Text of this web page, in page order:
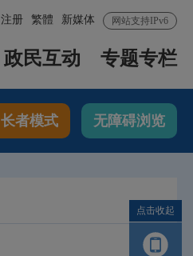
网站支持IPv6
新媒体
繁體
注册
政民互动 专题专栏
长者模式 无障碍浏览
点击收起